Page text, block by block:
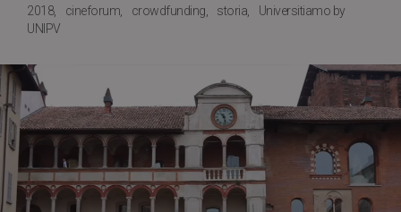
2018 cineforum crowdfunding storia
Universitiamo by
UNIPV